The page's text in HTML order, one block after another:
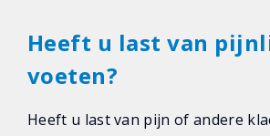
Heeft u last van
voeten?
Heeft u last van pijn of andere